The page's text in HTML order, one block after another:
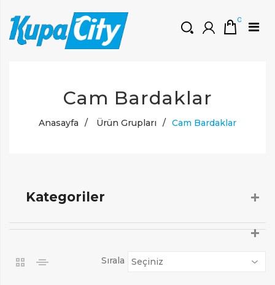
Müşteri Girişi
0
0 ₺
Cam Bardaklar
Anasayfa / Ürün Grupları / Cam Bardaklar
Kategoriler
Sırala